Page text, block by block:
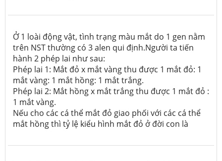
Ở 1 loài động vật, tình trạng màu mắt do 1 gen nằm
trên NST thường có 3 alen qui định.Người ta tiến
hành 2 phép lai như sau:
Phép lai 1: Mắt đỏ x mắt vàng thu được 1 mắt đỏ: 1
mắt vàng: 1 mắt hồng: 1 mắt trắng.
Phép lai 2: Mắt hồng x mắt trắng thu được 1 mắt đỏ :
1 mắt vàng.
Nếu cho các cá thể mắt đỏ giao phối với các cá thể
mắt hồng thì tỷ lệ kiểu hình mắt đỏ ở đời con là